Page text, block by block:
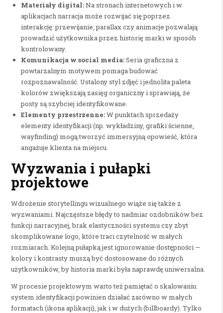
Materiały digital:Na stronach internetowych i w
aplikacjach narracja może rozwijać się poprzez
interakcję: przewijanie, parallax czy animacje pozwalają
prowadzić użytkownika przez historię marki w sposób
kontrolowany.
Komunikacja w social media:Seria graficzna z
powtarzalnym motywem pomaga budować
rozpoznawalność. Ustalony styl zdjęć i jednolita paleta
kolorów zwiększają zasięg organiczny i sprawiają, że
posty są szybciej identyfikowane.
Elementy przestrzenne:W punktach sprzedaży
elementy identyfikacji (np. wykładziny, grafiki ścienne,
wayfinding) mogą tworzyć immersyjną opowieść, która
angażuje klienta na miejscu.
Wyzwania i pułapki
projektowe
Wdrożenie storytellingu wizualnego wiąże się także z
wyzwaniami. Najczęstsze błędy to nadmiar ozdobników bez
funkcji narracyjnej, brak elastyczności systemu czy zbyt
skomplikowane logo, które traci czytelność w małych
rozmiarach. Kolejną pułapką jest ignorowanie dostępności —
kolory i kontrasty muszą być dostosowane do różnych
użytkowników, by historia marki była naprawdę uniwersalna.
W procesie projektowym warto też pamiętać o skalowaniu:
system identyfikacji powinien działać zarówno w małych
formatach (ikona aplikacji), jak i w dużych (billboardy). Tylko